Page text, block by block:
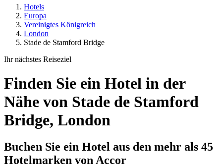
Hotels
Europa
Vereinigtes Königreich
London
Stade de Stamford Bridge
Ihr nächstes Reiseziel
Finden Sie ein Hotel in der
Nähe von Stade de Stamford
Bridge, London
Buchen Sie ein Hotel aus den mehr als 45
Hotelmarken von Accor